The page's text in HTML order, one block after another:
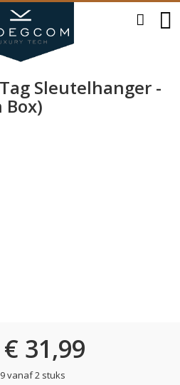
Sleutelhanger -
€ 31,99
vanaf 2 stuks